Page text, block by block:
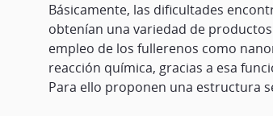
Básicamente, las dificultades
obtenían una variedad de
empleo de los fullerenos como
reacción química, gracias a esa
Para ello proponen una estructura